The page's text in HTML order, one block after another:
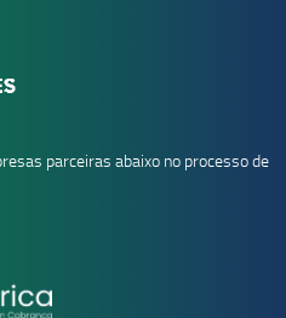
parceiras abaixo no processo de